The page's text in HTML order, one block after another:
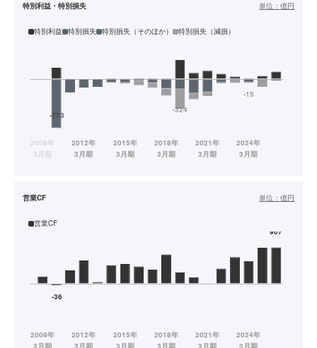
特別利益・特別損失 単位： 億円
特別利益 特別損失 特別損失（そのほか） 特別損失（減損）
営業CF 単位： 億円
営業CF